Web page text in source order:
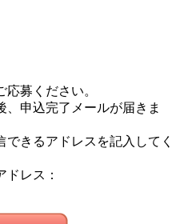
応募ください。
、申込完了メールが届きま
できるアドレスを記入してく
レス：